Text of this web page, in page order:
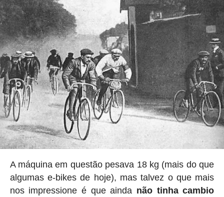
A máquina em questão pesava 18 kg (mais do que
algumas e-bikes de hoje), mas talvez o que mais
nos impressione é que ainda não tinha cambio